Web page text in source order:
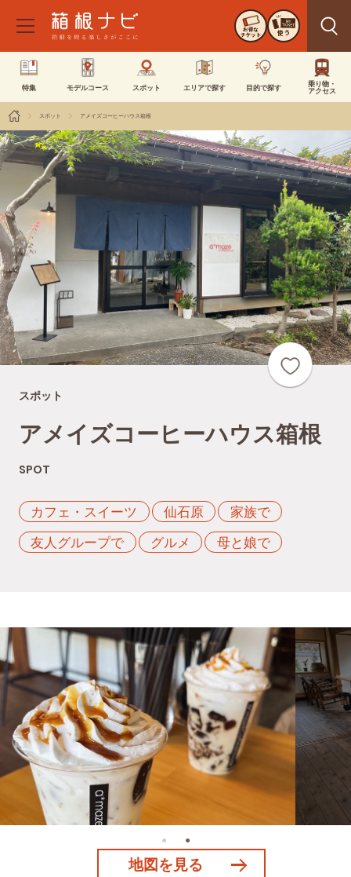
お得な
チケット 使う
特集 モデルコース スポット エリアで探す 目的で探す
乗り物・
アクセス
スポット アメイズコーヒーハウス箱根
スポット
アメイズコーヒーハウス箱根
SPOT
カフェ・スイーツ 仙石原
家族で
友人グループで
グルメ 母と娘で
地図を見る